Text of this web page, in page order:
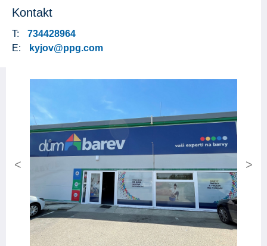
Kontakt
T:
734428964
E:
kyjov@ppg.com
Previous Next